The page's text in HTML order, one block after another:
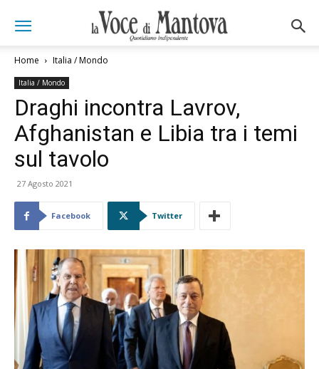
Home Italia / Mondo
Italia / Mondo
Draghi incontra Lavrov,
Afghanistan e Libia tra i temi
sul tavolo
27 Agosto 2021
Facebook Twitter